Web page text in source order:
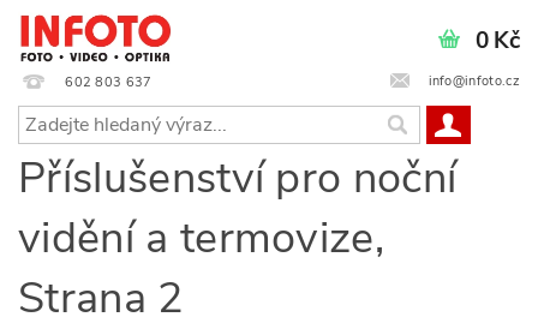
602 803 637 info@infoto.cz
0 Kč
Příslušenství pro noční
vidění a termovize,
Strana 2